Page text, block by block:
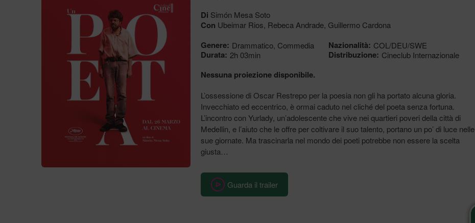
Di Simón Mesa Soto
Con Ubeimar Rios, Rebeca Andrade, Guillermo Cardona
Genere: Drammatico, Commedia Nazionalità: COL/DEU/SWE
Durata: 2h 03min Distribuzione: Cineclub Internazionale
Nessuna proiezione disponibile.
L’ossessione di Oscar Restrepo per la poesia non gli ha portato alcuna gloria.
Invecchiato ed eccentrico, è ormai caduto nel cliché del poeta senza fortuna.
L’incontro con Yurlady, un’adolescente che vive nei quartieri poveri della città di
Medellin, e l’aiuto che le offre per coltivare il suo talento, portano un po’ di luce nelle
sue giornate. Ma trascinarla nel mondo dei poeti potrebbe non essere la scelta
giusta…
Guarda il trailer